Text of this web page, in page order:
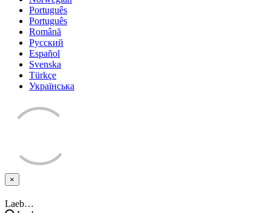
Português
Português
Română
Русский
Español
Svenska
Türkçe
Українська
×
Sulge
Laeb…